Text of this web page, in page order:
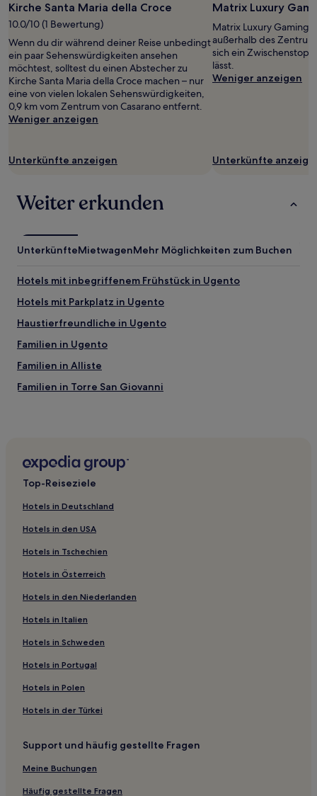
1 Übernachtung
von
gefunden
wurde.
Preise
und
Verfügbarkeiten
können
sich
können
gelten.
Kirche Santa Maria della Croce
10.0/10 (1 Bewertung)
Wenn du dir während deiner Reise unbedingt
ein paar Sehenswürdigkeiten ansehen
möchtest, solltest du einen Abstecher zu
Kirche Santa Maria della Croce machen – nur
eine von vielen lokalen Sehenswürdigkeiten,
0,9 km vom Zentrum von Casarano entfernt.
Weniger anzeigen
Unterkünfte anzeigen
Matrix Luxury
Matrix Luxury Gaming
außerhalb des
sich ein
lässt.
Weniger anzeigen
Unterkünfte
Weiter erkunden
UnterkünfteMietwagenMehr Möglichkeiten zum Buchen
Hotels mit inbegriffenem Frühstück in Ugento
Hotels mit Parkplatz in Ugento
Haustierfreundliche in Ugento
Familien in Ugento
Familien in Alliste
Familien in Torre San Giovanni
Familien in Tuglie
Haustierfreundliche in Tuglie
Familien in Torre Pali
Hotels mit inbegriffenem Frühstück in Torre Pali
Familien in Posto Rosso
Hotels mit Pool nahe Strand von Padula Bianca
Hotels mit Wellnessbereich in Halbinsel Salento
Hotels mit Küchenzeile in Halbinsel Salento
Familien in Halbinsel Salento
Hotels mit Pool in Halbinsel Salento
Luxus in Halbinsel Salento
Haustierfreundliche in Halbinsel Salento
Strand in Halbinsel Salento
Golf in Halbinsel Salento
Haustierfreundliche in Torre Suda
Top-Reiseziele
Hotels in Deutschland
Hotels in den USA
Hotels in Tschechien
Hotels in Österreich
Hotels in den Niederlanden
Hotels in Italien
Hotels in Schweden
Hotels in Portugal
Hotels in Polen
Hotels in der Türkei
Support und häufig gestellte Fragen
Meine Buchungen
Häufig gestellte Fragen